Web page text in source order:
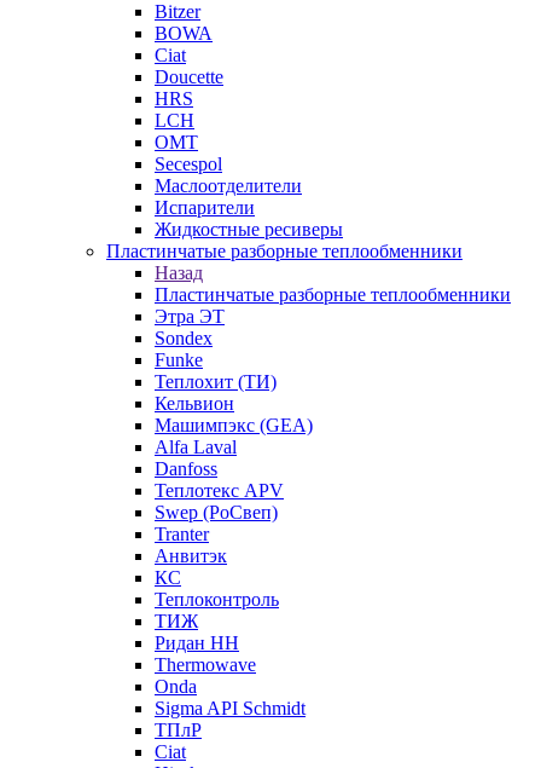
Bitzer
BOWA
Ciat
Doucette
HRS
LCH
OMT
Secespol
Маслоотделители
Испарители
Жидкостные ресиверы
Пластинчатые разборные теплообменники
Назад
Пластинчатые разборные теплообменники
Этра ЭТ
Sondex
Funke
Теплохит (ТИ)
Кельвион
Машимпэкс (GEA)
Alfa Laval
Danfoss
Теплотекс APV
Swep (РоСвеп)
Tranter
Анвитэк
КС
Теплоконтроль
ТИЖ
Ридан НН
Thermowave
Onda
Sigma API Schmidt
ТПлР
Ciat